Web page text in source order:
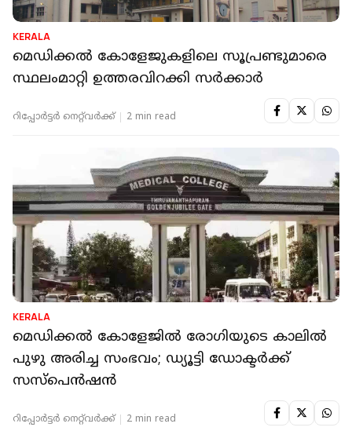
KERALA
മെഡിക്കല്‍ കോളേജുകളിലെ സൂപ്രണ്ടുമാരെ
സ്ഥലംമാറ്റി ഉത്തരവിറക്കി സര്‍ക്കാര്‍
റിപ്പോർട്ടർ നെറ്റ്‌വര്‍ക്ക്‌ 2 min read
KERALA
മെഡിക്കല്‍ കോളേജില്‍ രോഗിയുടെ കാലില്‍
പുഴു അരിച്ച സംഭവം; ഡ്യൂട്ടി ഡോക്ടര്‍ക്ക്
സസ്‌പെന്‍ഷന്‍
റിപ്പോർട്ടർ നെറ്റ്‌വര്‍ക്ക്‌ 2 min read